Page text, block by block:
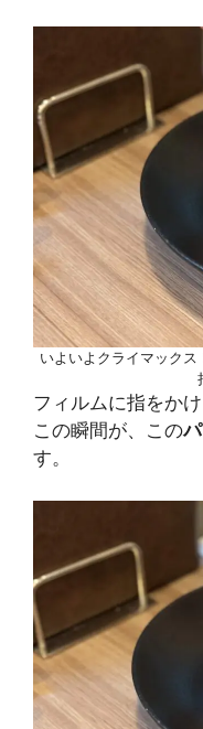
いよいよクライマック
フィルムに指をか
この瞬間が、この
す。